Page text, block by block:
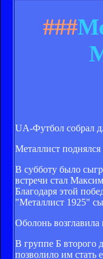
###
UA-Футбол собрал
Металлист
В субботу было
встречи стал
Благодаря этой
"Металлист 1925"
Оболонь
В группе Б второго
позволило им